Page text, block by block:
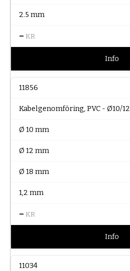
2.5 mm
– KR
Info
11856
Kabelgenomföring, PVC - Ø10/12
Ø 10 mm
Ø 12 mm
Ø 18 mm
1,2 mm
– KR
Info
11034